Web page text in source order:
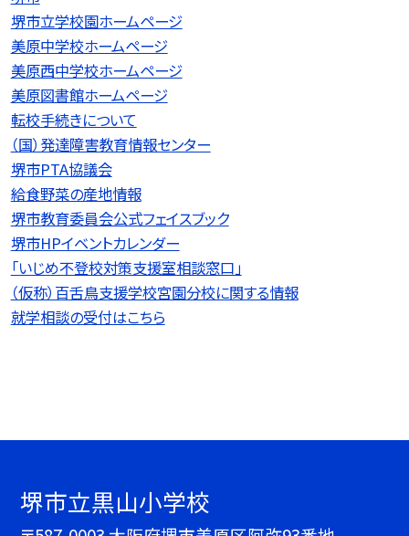
堺市立学校園ホームページ
美原中学校ホームページ
美原西中学校ホームページ
美原図書館ホームページ
転校手続きについて
（国）発達障害教育情報センター
堺市PTA協議会
給食野菜の産地情報
堺市教育委員会公式フェイスブック
堺市HPイベントカレンダー
「いじめ不登校対策支援室相談窓口」
（仮称）百舌鳥支援学校宮園分校に関する情報
就学相談の受付はこちら
堺市立黒山小学校